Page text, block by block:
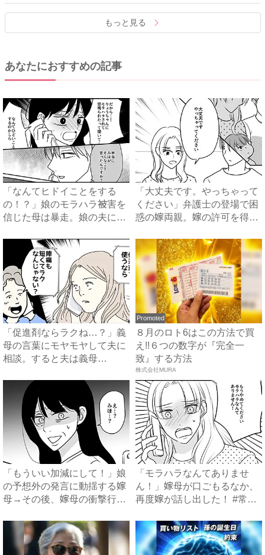
もっと見る
あなたにおすすめの記事
「なんてヒドイことをする
の！？」娘のモラハラ被害を
信じた母は暴走。娘の夫に電
「大丈夫です。やっちゃって
ください」弁護士の登場で困
惑の嫁両親。嫁の許可を得た
「促進剤ならラクね…？」義
母の言葉にモヤモヤして夫に
相談。すると夫は義母
Promoted
８月のロト6はこの方法で買
え!!６つの数字が『完全一
致』する方法
株式会社MURA
「もういい加減にして！」娘
の予想外の発言に動揺する嫁
母→その後、嫁母の衝撃行動
「モラハラなんてありませ
ん！」嫁母が口ごもるなか、
再度嫁が話し出した！ #常識